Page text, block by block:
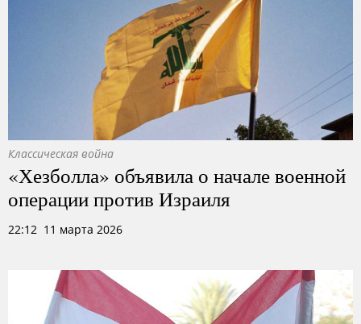
Классическая война
«Хезболла» объявила о начале военной
операции против Израиля
22:12 11 марта 2026